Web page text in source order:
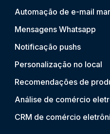
Automação de e-mail
Mensagens Whatsapp
Notificação pushs
Personalização no local
Recomendações de
Análise de comércio
CRM de comércio